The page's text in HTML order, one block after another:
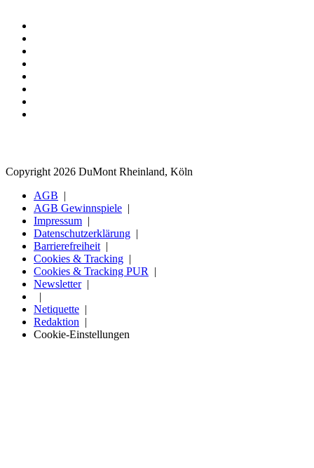
Copyright 2026 DuMont Rheinland, Köln
AGB
AGB Gewinnspiele
Impressum
Datenschutzerklärung
Barrierefreiheit
Cookies & Tracking
Cookies & Tracking PUR
Newsletter
Netiquette
Redaktion
Cookie-Einstellungen